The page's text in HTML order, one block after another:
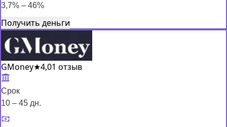
3,7% – 46%
Получить деньги
GMoney★4,01 отзыв
Срок
10 – 45 дн.